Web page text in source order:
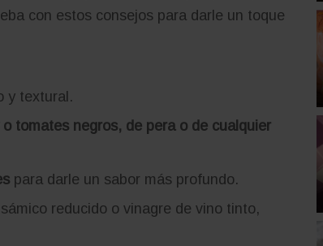
con estos consejos para darle un toque
y textural.
o tomates negros, de pera o de cualquier
para darle un sabor más profundo.
reducido o vinagre de vino tinto,